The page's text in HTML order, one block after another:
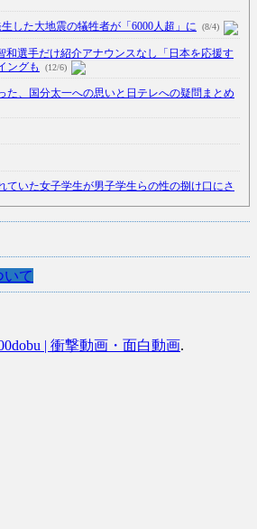
した大地震の犠牲者が「6000人超」に (8/4)
和選手だけ紹介アナウンスなし「日本を応援す
ングも
(12/6)
た、国分太一への思いと日テレへの疑問まとめ
ていた女子学生が男子学生らの性の捌け口にさ
うも不発？ASEAN関連会合で賛同広がらず
書を信用しない」
いて
| 衝撃動画・面白動画.